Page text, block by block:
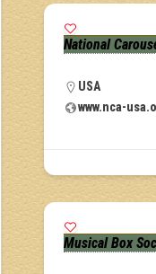
National
USA
www.nca-
Musical Box